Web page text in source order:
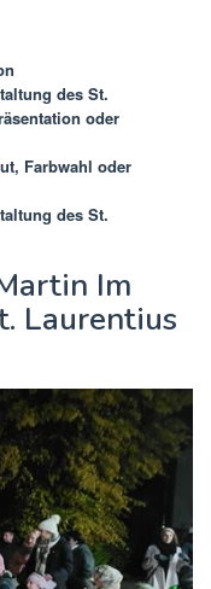
des St.
oder
Farbwahl oder
des St.
Im
Laurentius